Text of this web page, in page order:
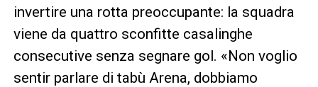
invertire una rotta preoccupante: la squadra
viene da quattro sconfitte casalinghe
consecutive senza segnare gol. «Non voglio
sentir parlare di tabù Arena, dobbiamo